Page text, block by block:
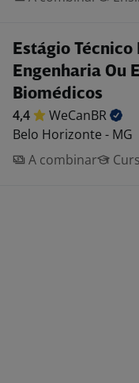
Estágio
Engenharia Ou
Biomédicos
4,4
WeCanBR
Belo Horizonte - MG
A combinar